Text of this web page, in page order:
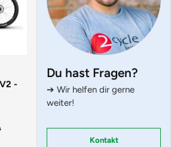
-
Du hast Fragen?
➔ Wir helfen dir gerne
weiter!
Kontakt